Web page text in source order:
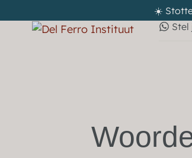
☀️
Stel